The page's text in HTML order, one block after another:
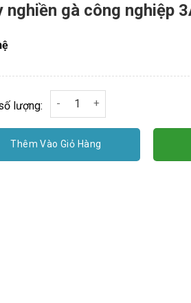
nghiền gà công nghiệp
Máy nghiền gà công nghiệp
lượng:
Thêm Vào Giỏ Hàng